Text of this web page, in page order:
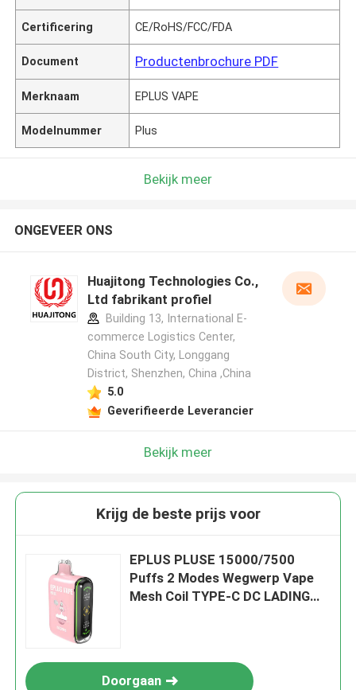
Certificering CE/RoHS/FCC/FDA
Document Productenbrochure PDF
Merknaam EPLUS VAPE
Modelnummer Plus
Bekijk meer
ONGEVEER ONS
Huajitong Technologies Co.,
Ltd fabrikant profiel
Building 13, International E-
commerce Logistics Center,
China South City, Longgang
District, Shenzhen, China ,China
5.0
Geverifieerde Leverancier
Bekijk meer
Krijg de beste prijs voor
EPLUS PLUSE 15000/7500
Puffs 2 Modes Wegwerp Vape
Mesh Coil TYPE-C DC LADING
Doorgaan